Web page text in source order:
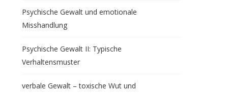
Psychische Gewalt und emotionale
Misshandlung
Psychische Gewalt II: Typische
Verhaltensmuster
verbale Gewalt – toxische Wut und